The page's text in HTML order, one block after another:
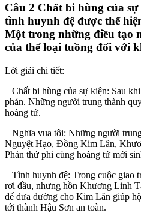
Câu 2 Chất bi hùng của
tình huynh đệ được thể
Một trong những điều tạo
của thể loại tuồng đối với
Lời giải chi tiết:
– Chất bi hùng của sự kiện: Sau
phản. Những người trung thành
hoàng tử.
– Nghĩa vua tôi: Những người
Nguyệt Hạo, Đồng Kim Lân,
Phán thứ phi cùng hoàng tử mới
– Tình huynh đệ: Trong cuộc giao
rơi đầu, nhưng hồn Khương Linh
để đưa đường cho Kim Lân giúp
tới thành Hậu Sơn an toàn.